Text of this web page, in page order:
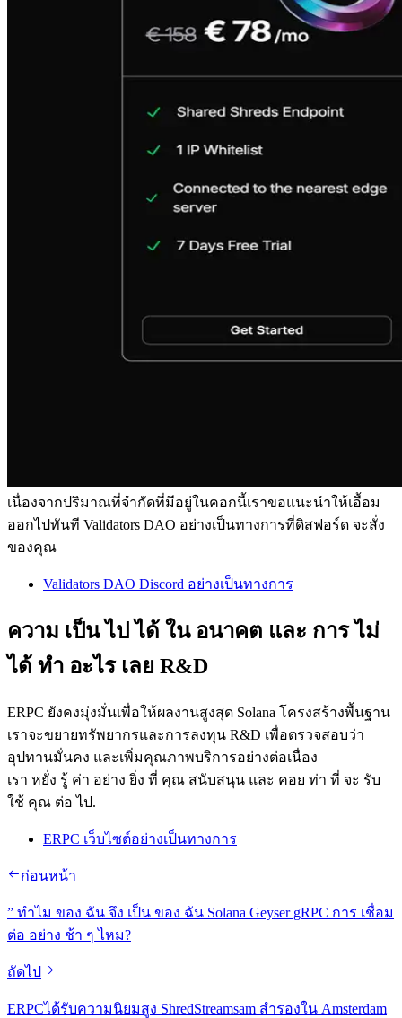
เนื่องจากปริมาณที่จํากัดที่มีอยู่ในคอกนี้เราขอแนะนําให้เอื้อม
ออกไปทันที Validators DAO อย่างเป็นทางการที่ดิสฟอร์ด จะสั่ง
ของคุณ
Validators DAO Discord อย่างเป็นทางการ
ความ เป็น ไป ได้ ใน อนาคต และ การ ไม่
ได้ ทํา อะไร เลย R&D
ERPC ยังคงมุ่งมั่นเพื่อให้ผลงานสูงสุด Solana โครงสร้างพื้นฐาน
เราจะขยายทรัพยากรและการลงทุน R&D เพื่อตรวจสอบว่า
อุปทานมั่นคง และเพิ่มคุณภาพบริการอย่างต่อเนื่อง
เรา หยั่ง รู้ ค่า อย่าง ยิ่ง ที่ คุณ สนับสนุน และ คอย ท่า ที่ จะ รับ
ใช้ คุณ ต่อ ไป.
ERPC เว็บไซต์อย่างเป็นทางการ
ก่อนหน้า
” ทําไม ของ ฉัน จึง เป็น ของ ฉัน Solana Geyser gRPC การ เชื่อม
ต่อ อย่าง ช้า ๆ ไหม?
ถัดไป
ERPCได้รับความนิยมสูง ShredStreamsam สํารองใน Amsterdam